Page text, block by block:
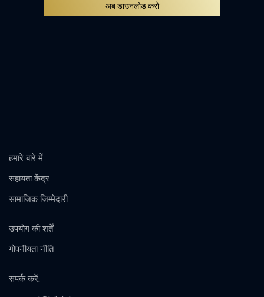
अब डाउनलोड करो
हमारे बारे में
सहायता केंद्र
सामाजिक जिम्मेदारी
उपयोग की शर्तें
गोपनीयता नीति
संपर्क करें: